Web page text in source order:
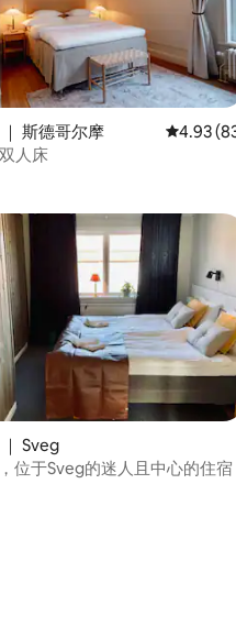
分），共 51 条评价
斯德哥尔摩 平均评分
4.93
人床
分），共 25 条评价
Sveg
位于Sveg的迷人且中心的住宿